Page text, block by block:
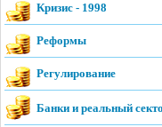
Кризис - 1998
Реформы
Регулирование
Банки и реальный